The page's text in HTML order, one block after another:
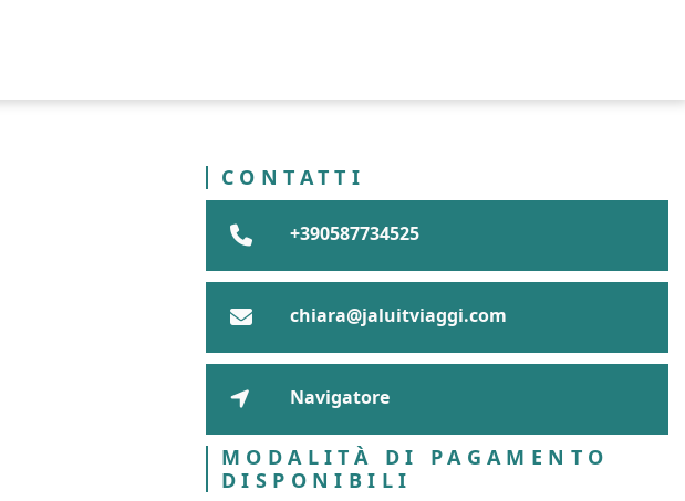
CONTATTI
+390587734525
chiara@jaluitviaggi.com
Navigatore
MODALITÀ DI PAGAMENTO
DISPONIBILI